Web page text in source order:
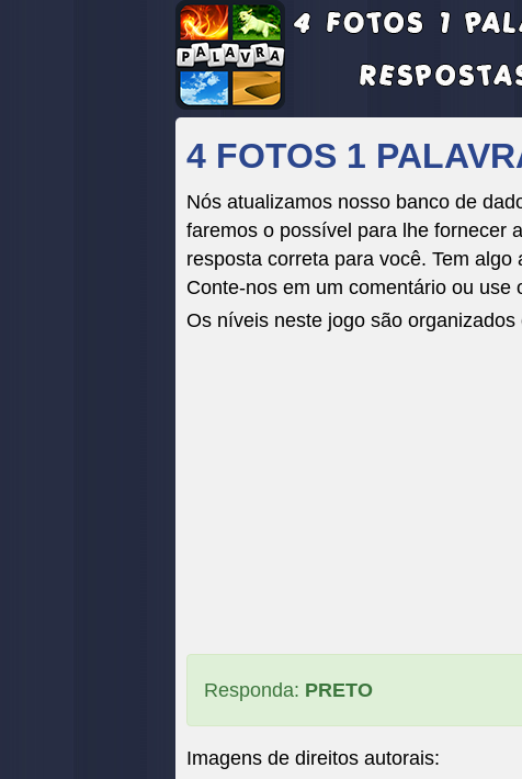
4 FOTOS 1
Nós atualizamos nosso banco de
faremos o possível para lhe fornecer
resposta correta para você. Tem algo
Conte-nos em um comentário ou use
Os níveis neste jogo são
Responda: PRETO
Imagens de direitos autorais: